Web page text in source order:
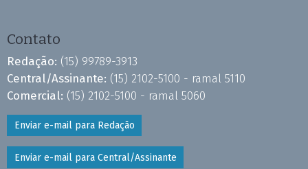
Contato
Redação: (15) 99789-3913
Central/Assinante: (15) 2102-5100 - ramal 5110
Comercial: (15) 2102-5100 - ramal 5060
Enviar e-mail para Redação
Enviar e-mail para Central/Assinante